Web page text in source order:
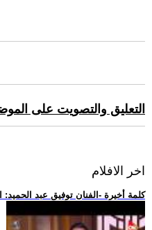
التعليق والتصويت على
اخر الافلام
.. كلمة أخيرة -الفنان توفيق عبد الحميد: